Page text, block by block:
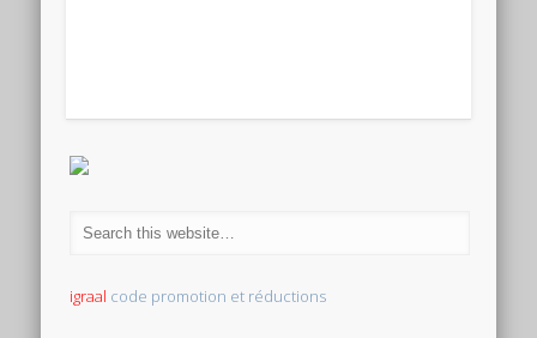
igraal code promotion et réductions